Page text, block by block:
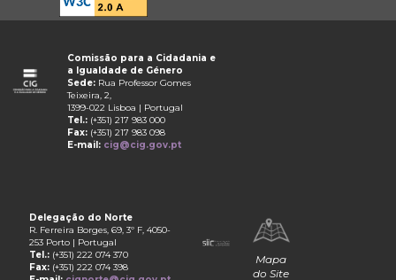
Comissão para a Cidadania e
a Igualdade de Género
Sede: Rua Professor Gomes
Teixeira, 2,
1399-022 Lisboa | Portugal
Tel.: (+351) 217 983 000
Fax: (+351) 217 983 098
E-mail: cig@cig.gov.pt
Delegação do Norte
R. Ferreira Borges, 69, 3º F, 4050-
253 Porto | Portugal
Tel.: (+351) 222 074 370
Fax: (+351) 222 074 398
Mapa
do Site